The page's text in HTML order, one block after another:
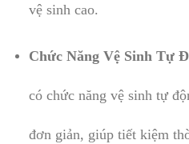
vệ sinh cao.
Chức Năng Vệ Sinh Tự
có chức năng vệ sinh tự
đơn giản, giúp tiết kiệm